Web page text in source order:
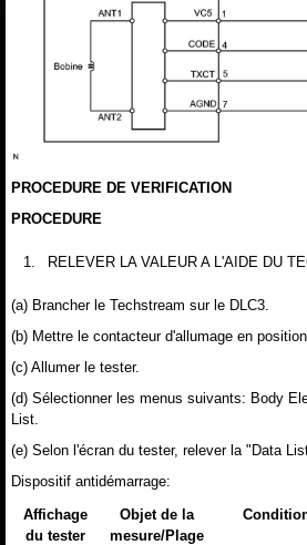
PROCEDURE DE VERIFICATION
PROCEDURE
1. RELEVER LA VALEUR A L'AIDE DU
(a) Brancher le Techstream sur le DLC3.
(b) Mettre le contacteur d'allumage en position
(c) Allumer le tester.
(d) Sélectionner les menus suivants: Body
List.
(e) Selon l'écran du tester, relever la "Data
Dispositif antidémarrage:
Affichage
du tester
Objet de la
mesure/Plage